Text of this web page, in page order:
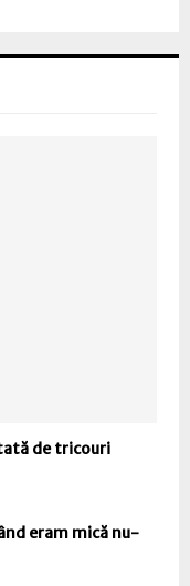
de tricouri
eram mică nu-